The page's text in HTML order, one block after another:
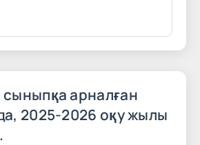
арналған
2025-2026 оқу жылы